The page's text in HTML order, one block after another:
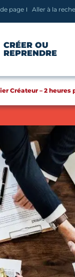
page Aller à la
CRÉER OU
REPRENDRE
Créateur – 2 heures